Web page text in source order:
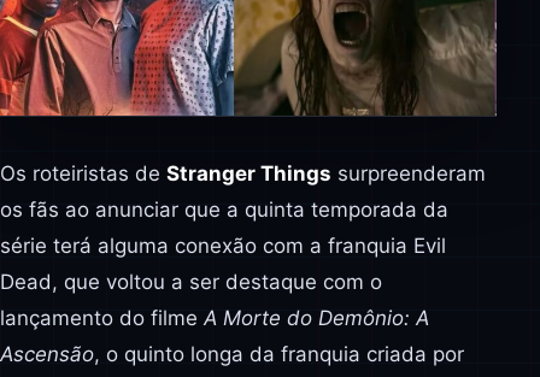
Os roteiristas de Stranger Things surpreenderam
os fãs ao anunciar que a quinta temporada da
série terá alguma conexão com a franquia Evil
Dead, que voltou a ser destaque com o
lançamento do filmeA Morte do Demônio: A
Ascensão, o quinto longa da franquia criada por